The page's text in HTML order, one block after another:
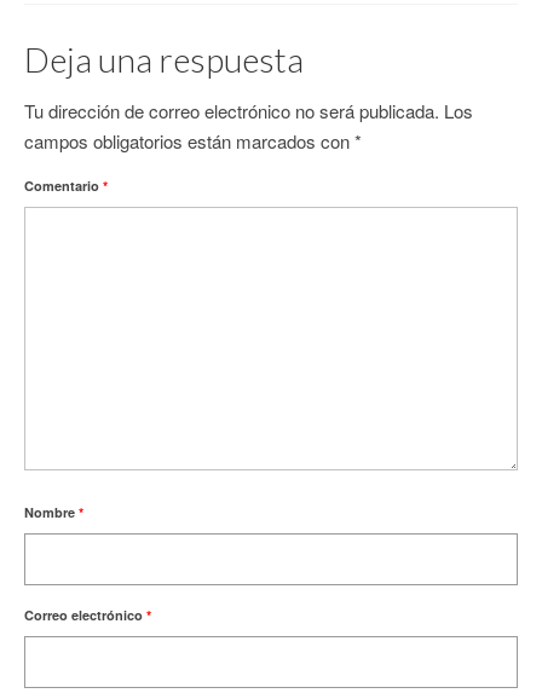
Deja una respuesta
Tu dirección de correo electrónico no será publicada. Los
campos obligatorios están marcados con*
Comentario *
Nombre *
Correo electrónico *